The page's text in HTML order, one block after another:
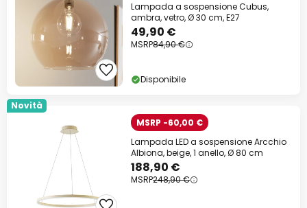
Lampada a sospensione Cubus,
ambra, vetro, Ø 30 cm, E27
49,90 €
MSRP84,90 €
Disponibile
Novità
MSRP -60,00 €
Lampada LED a sospensione Arcchio
Albiona, beige, 1 anello, Ø 80 cm
188,90 €
MSRP248,90 €